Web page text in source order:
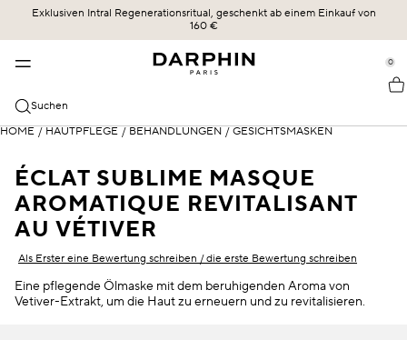
Exklusiven Intral Regenerationsritual, geschenkt ab einem Einkauf von
160 €
::elc_general.menu::
0
Suchen
Sidebar Navigation
BESTSELLER
BESTSELLER
HYDRASKIN
HAUTPFLEGE
ENTDECKEN
Hautpflegeroutine
KATEGORIEN
Alle Shoppen
Reiniger und Toner
Feuchtigkeitspflege mit SPF-Schutz
Feuchtigkeitsversorgung
Linien und Fältchen
Gemischte Haut
KOLLEKTIONEN
ALLE SHOPPEN
Stimulskin Plus
Essential Oil Elixir
Exquisâge
ERBE
UNSERE GESCHICHTE
OLIVIA SZMIDT
DIE WISSENSCHAFT DER LIEFERUNG
HOME / HAUTPFLEGE / BEHANDLUNGEN / GESICHTSMASKEN
ÉCLAT SUBLIME MASQUE
AROMATIQUE REVITALISANT
AU VÉTIVER
Als Erster eine Bewertung schreiben / die erste Bewertung schreiben
Eine pflegende Ölmaske mit dem beruhigenden Aroma von
Vetiver-Extrakt, um die Haut zu erneuern und zu revitalisieren.